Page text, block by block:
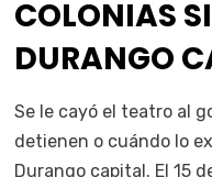
COLONIAS
DURANGO
porFernando Miranda
Se le cayó el teatro al
detienen o cuándo lo
Durango capital. El 15